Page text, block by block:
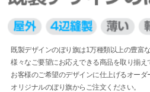
既製デザインのぼり旗は1万種類以上の豊富
様々なご要望にお応えできる商品を取り揃え
お客様のご希望のデザインに仕上げるオー
オリジナルのぼり旗からご注文ください。